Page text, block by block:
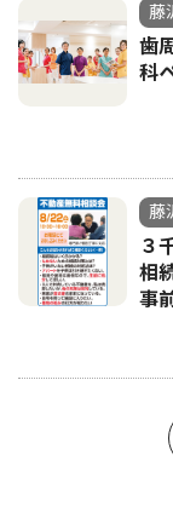
藤
歯
科
藤
３
相
事